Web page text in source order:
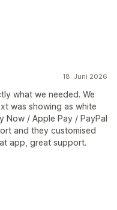
18. Juni 2026
what we needed. We
was showing as white
Now / Apple Pay / PayPal
and they customised
app, great support.